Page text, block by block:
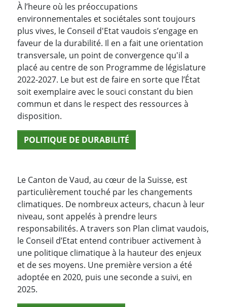
À l’heure où les préoccupations
environnementales et sociétales sont toujours
plus vives, le Conseil d'Etat vaudois s’engage en
faveur de la durabilité. Il en a fait une orientation
transversale, un point de convergence qu'il a
placé au centre de son Programme de législature
2022-2027. Le but est de faire en sorte que l’État
soit exemplaire avec le souci constant du bien
commun et dans le respect des ressources à
disposition.
POLITIQUE DE DURABILITÉ
Le Canton de Vaud, au cœur de la Suisse, est
particulièrement touché par les changements
climatiques. De nombreux acteurs, chacun à leur
niveau, sont appelés à prendre leurs
responsabilités. A travers son Plan climat vaudois,
le Conseil d’Etat entend contribuer activement à
une politique climatique à la hauteur des enjeux
et de ses moyens. Une première version a été
adoptée en 2020, puis une seconde a suivi, en
2025.